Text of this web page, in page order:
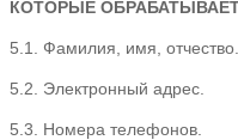
КОТОРЫЕ
5.1. Фамилия, имя, отчество.
5.2. Электронный адрес.
5.3. Номера телефонов.